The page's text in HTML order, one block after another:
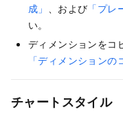
成」 、および 「プレ
い。
ディメンションをコ
「ディメンションの
チャートスタイル